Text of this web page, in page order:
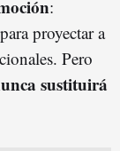
:
proyectar a
Pero
sustituirá